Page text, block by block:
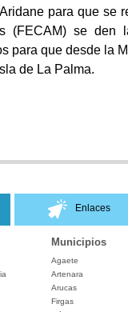
para que se
(FECAM) se den
para que desde la
de La Palma.
Enlaces
Municipios
Agaete
Artenara
Arucas
Firgas